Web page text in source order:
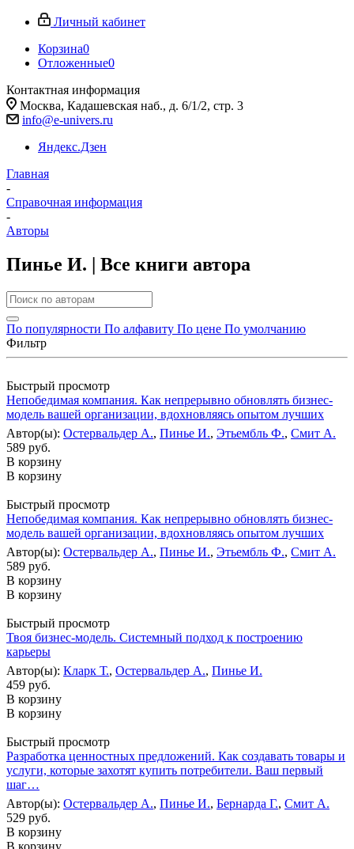
Личный кабинет
Корзина0
Отложенные0
Контактная информация
Москва, Кадашевская наб., д. 6/1/2, стр. 3
info@e-univers.ru
Яндекс.Дзен
Главная
-
Справочная информация
-
Авторы
Пинье И. | Все книги автора
По популярности По алфавиту По цене По умолчанию
Фильтр
Быстрый просмотр
Непобедимая компания. Как непрерывно обновлять бизнес-
модель вашей организации, вдохновляясь опытом лучших
Автор(ы): Остервальдер А., Пинье И., Этьембль Ф., Смит А.
589 руб.
В корзину
В корзину
Быстрый просмотр
Непобедимая компания. Как непрерывно обновлять бизнес-
модель вашей организации, вдохновляясь опытом лучших
Автор(ы): Остервальдер А., Пинье И., Этьембль Ф., Смит А.
589 руб.
В корзину
В корзину
Быстрый просмотр
Твоя бизнес-модель. Системный подход к построению
карьеры
Автор(ы): Кларк Т., Остервальдер А., Пинье И.
459 руб.
В корзину
В корзину
Быстрый просмотр
Разработка ценностных предложений. Как создавать товары и
услуги, которые захотят купить потребители. Ваш первый
шаг…
Автор(ы): Остервальдер А., Пинье И., Бернарда Г., Смит А.
529 руб.
В корзину
В корзину